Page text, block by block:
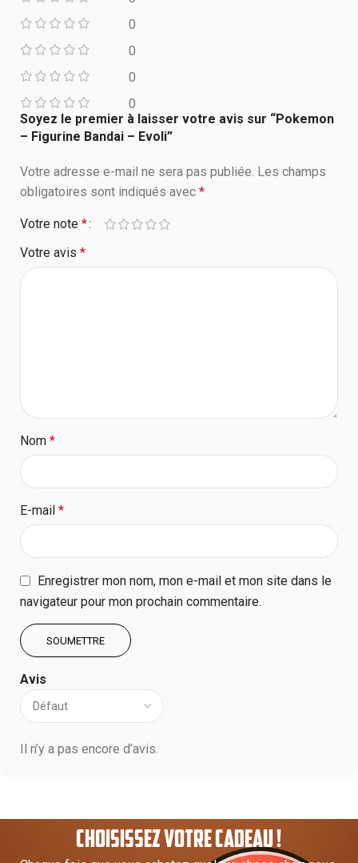
0
0
0
0
Avis
Il n’y a pas encore d’avis.
Soyez le premier à laisser votre avis sur “Pokemon
– Figurine Bandai – Evoli”
Votre adresse e-mail ne sera pas publiée. Les champs
obligatoires sont indiqués avec *
Votre note *
Votre avis *
Nom *
E-mail *
Enregistrer mon nom, mon e-mail et mon site dans le
navigateur pour mon prochain commentaire.
CHOISISSEZ VOTRE CADEAU !